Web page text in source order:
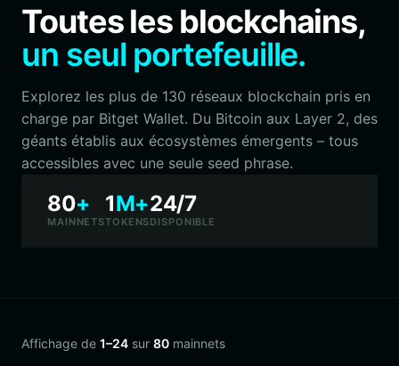
ภาษาไทย
Português (Brasil)
Español (Argentina)
Toutes les blockchains,
un seul portefeuille.
Explorez les plus de 130 réseaux blockchain pris en
charge par Bitget Wallet. Du Bitcoin aux Layer 2, des
géants établis aux écosystèmes émergents – tous
accessibles avec une seule seed phrase.
80+
MAINNETS
1M+
TOKENS
24/7
DISPONIBLE
Affichage de 1–24 sur 80 mainnets